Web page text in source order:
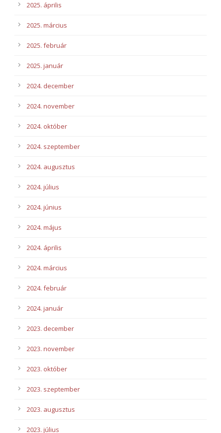
2025. április
2025. március
2025. február
2025. január
2024. december
2024. november
2024. október
2024. szeptember
2024. augusztus
2024. július
2024. június
2024. május
2024. április
2024. március
2024. február
2024. január
2023. december
2023. november
2023. október
2023. szeptember
2023. augusztus
2023. július